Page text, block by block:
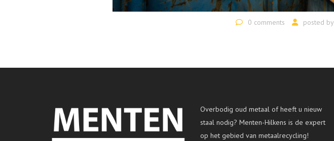
0 comments posted by
Overbodig oud metaal of heeft u nieuw
staal nodig? Menten-Hilkens is de expert
op het gebied van metaalrecycling!